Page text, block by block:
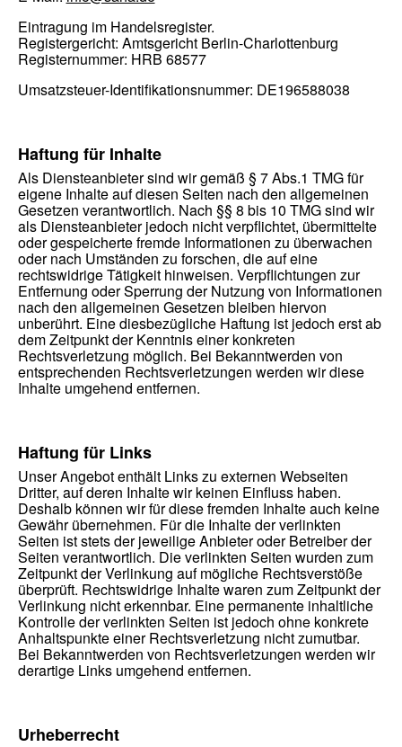
Eintragung im Handelsregister.
Registergericht: Amtsgericht Berlin-Charlottenburg
Registernummer: HRB 68577
Umsatzsteuer-Identifikationsnummer: DE196588038
Haftung für Inhalte
Als Diensteanbieter sind wir gemäß § 7 Abs.1 TMG für
eigene Inhalte auf diesen Seiten nach den allgemeinen
Gesetzen verantwortlich. Nach §§ 8 bis 10 TMG sind wir
als Diensteanbieter jedoch nicht verpflichtet, übermittelte
oder gespeicherte fremde Informationen zu überwachen
oder nach Umständen zu forschen, die auf eine
rechtswidrige Tätigkeit hinweisen. Verpflichtungen zur
Entfernung oder Sperrung der Nutzung von Informationen
nach den allgemeinen Gesetzen bleiben hiervon
unberührt. Eine diesbezügliche Haftung ist jedoch erst ab
dem Zeitpunkt der Kenntnis einer konkreten
Rechtsverletzung möglich. Bei Bekanntwerden von
entsprechenden Rechtsverletzungen werden wir diese
Inhalte umgehend entfernen.
Haftung für Links
Unser Angebot enthält Links zu externen Webseiten
Dritter, auf deren Inhalte wir keinen Einfluss haben.
Deshalb können wir für diese fremden Inhalte auch keine
Gewähr übernehmen. Für die Inhalte der verlinkten
Seiten ist stets der jeweilige Anbieter oder Betreiber der
Seiten verantwortlich. Die verlinkten Seiten wurden zum
Zeitpunkt der Verlinkung auf mögliche Rechtsverstöße
überprüft. Rechtswidrige Inhalte waren zum Zeitpunkt der
Verlinkung nicht erkennbar. Eine permanente inhaltliche
Kontrolle der verlinkten Seiten ist jedoch ohne konkrete
Anhaltspunkte einer Rechtsverletzung nicht zumutbar.
Bei Bekanntwerden von Rechtsverletzungen werden wir
derartige Links umgehend entfernen.
Urheberrecht